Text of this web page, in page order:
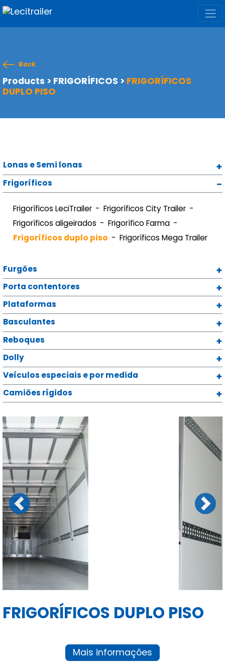
Back
Products > FRIGORÍFICOS > FRIGORÍFICOS
DUPLO PISO
Lonas e Semi lonas
Frigoríficos
Frigoríficos LeciTrailer
Frigoríficos City Trailer
Frigoríficos aligeirados
Frigorífico Farma
Frigoríficos duplo piso
Frigoríficos Mega Trailer
Furgões
Porta contentores
Plataformas
Basculantes
Reboques
Dolly
Veículos especiais e por medida
Camiões rígidos
Previous Next
FRIGORÍFICOS DUPLO PISO
Mais informações